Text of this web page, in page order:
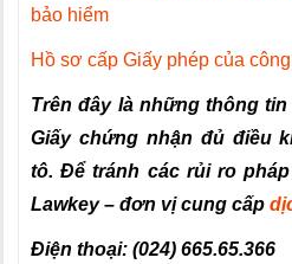
bảo hiểm
Hồ sơ cấp Giấy phép của
Trên đây là những thông
Giấy chứng nhận đủ điều
tô.Để tránh các rủi ro
Lawkey – đơn vị cung cấp
Điện thoại: (024)